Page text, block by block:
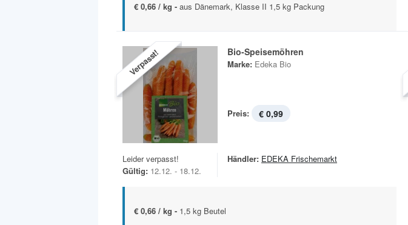
€ 0,66 / kg - aus Dänemark, Klasse II 1,5 kg Packung
Verpasst! Bio-Speisemöhren
Marke: Edeka Bio
Preis: € 0,99
Leider verpasst!
Gültig: 12.12. - 18.12.
Händler: EDEKA Frischemarkt
€ 0,66 / kg - 1,5 kg Beutel